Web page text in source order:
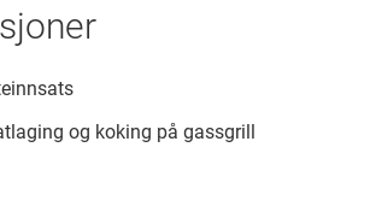
og koking på gassgrill